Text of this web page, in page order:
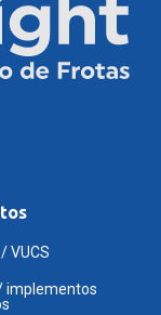
VUCS
implementos